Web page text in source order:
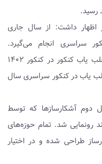
رسید.
داشت: از سال جاری
سراسری انجام می‌گیرد.
پورعباس خاطرنشان کرد: نسل دوم تقلب یاب کنکور در کنکور ۱۴۰۲
یاب در کنکور سراسری سال
کنکور ۱۴۰۲ از نسل دوم آشکارسازها که توسط
رونمایی شد. تمام حوزه‌های
طراحی شده و در اختیار